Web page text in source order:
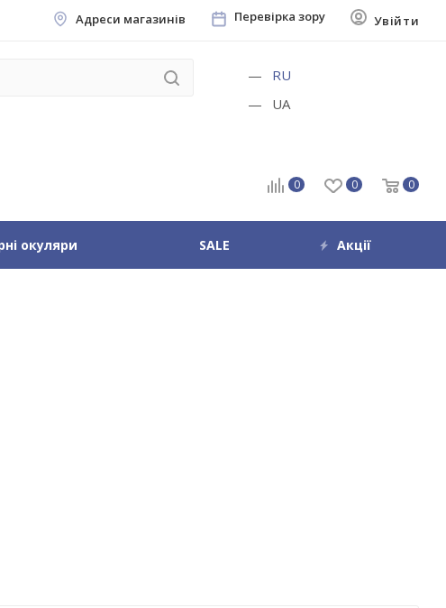
Адреси магазинів Перевірка зору Увійти
RU
UA
0 0 0
окуляри SALE Акції